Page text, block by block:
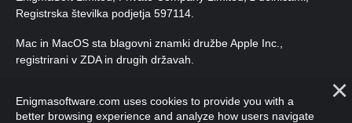
Registrska številka podjetja 597114.
Mac in MacOS sta blagovni znamki družbe Apple Inc.,
registrirani v ZDA in drugih državah.
pridržane.
Enigmasoftware.com uses cookies to provide you with a
better browsing experience and analyze how users navigate